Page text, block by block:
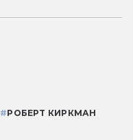
#РОБЕРТ КИРКМАН